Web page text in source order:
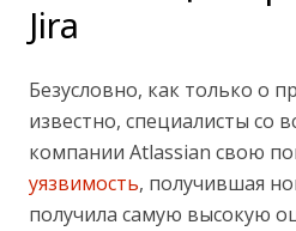
Jira
Безусловно, как только о
известно, специалисты со
компании Atlassian свою
уязвимость, получившая
получила самую высокую